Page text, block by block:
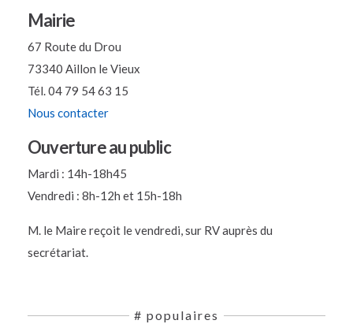
Mairie
67 Route du Drou
73340 Aillon le Vieux
Tél. 04 79 54 63 15
Nous contacter
Ouverture au public
Mardi : 14h-18h45
Vendredi : 8h-12h et 15h-18h
M. le Maire reçoit le vendredi, sur RV auprès du
secrétariat.
# populaires